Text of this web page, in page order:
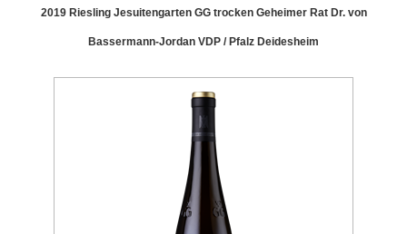
2019 Riesling Jesuitengarten GG trocken Geheimer Rat Dr. von
Bassermann-Jordan VDP / Pfalz Deidesheim